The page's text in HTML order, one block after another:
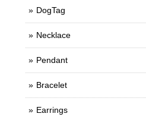
DogTag
Necklace
Pendant
Bracelet
Earrings